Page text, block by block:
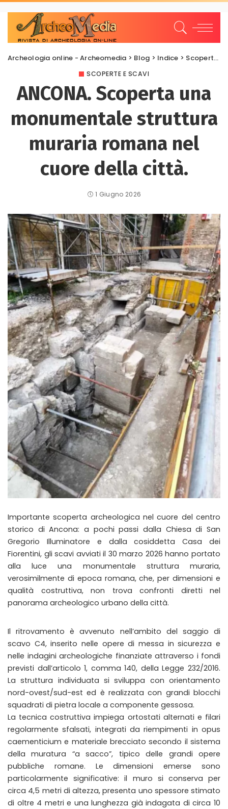
Archeologia online - Archeomedia > Blog > Indice > Scoperte e scavi
SCOPERTE E SCAVI
ANCONA. Scoperta una
monumentale struttura
muraria romana nel
cuore della città.
1 Giugno 2026
Importante scoperta archeologica nel cuore del centro
storico di Ancona: a pochi passi dalla Chiesa di San
Gregorio Illuminatore e dalla cosiddetta Casa dei
Fiorentini, gli scavi avviati il 30 marzo 2026 hanno portato
alla luce una monumentale struttura muraria,
verosimilmente di epoca romana, che, per dimensioni e
qualità costruttiva, non trova confronti diretti nel
panorama archeologico urbano della città.
Il ritrovamento è avvenuto nell’ambito del saggio di
scavo C4, inserito nelle opere di messa in sicurezza e
nelle indagini archeologiche finanziate attraverso i fondi
previsti dall’articolo 1, comma 140, della Legge 232/2016.
La struttura individuata si sviluppa con orientamento
nord-ovest/sud-est ed è realizzata con grandi blocchi
squadrati di pietra locale a componente gessosa.
La tecnica costruttiva impiega ortostati alternati e filari
regolarmente sfalsati, integrati da riempimenti in opus
caementicium e materiale brecciato secondo il sistema
della muratura “a sacco”, tipico delle grandi opere
pubbliche romane. Le dimensioni emerse sono
particolarmente significative: il muro si conserva per
circa 4,5 metri di altezza, presenta uno spessore stimato
di oltre 4 metri e una lunghezza già indagata di circa 10